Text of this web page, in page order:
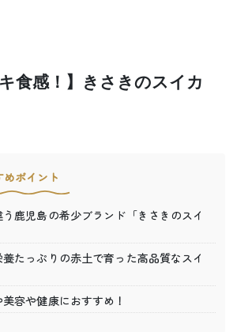
食感！】きさきのスイカ
ポイント
鹿児島の希少ブランド「きさきのスイ
たっぷりの赤土で育った高品質なスイ
容や健康におすすめ！